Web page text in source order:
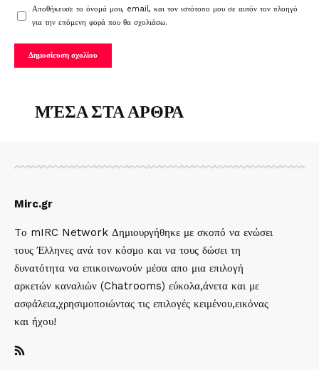
Αποθήκευσε το όνομά μου, email, και τον ιστότοπο μου σε αυτόν τον πλοηγό
για την επόμενη φορά που θα σχολιάσω.
ΜΈΣΑ ΣΤΑ ΑΡΘΡΑ
Mirc.gr
Tο mIRC Network Δημιουργήθηκε με σκοπό να ενώσει
τους Έλληνες ανά τον κόσμο και να τους δώσει τη
δυνατότητα να επικοινωνούν μέσα απο μια επιλογή
αρκετών καναλιών (Chatrooms) εύκολα,άνετα και με
ασφάλεια,χρησιμοποιώντας τις επιλογές κειμένου,εικόνας
και ήχου!